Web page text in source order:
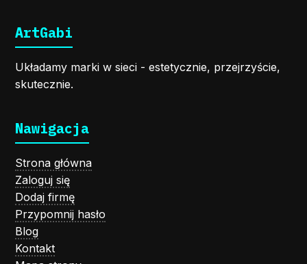
ArtGabi
Układamy marki w sieci - estetycznie, przejrzyście,
skutecznie.
Nawigacja
Strona główna
Zaloguj się
Dodaj firmę
Przypomnij hasło
Blog
Kontakt